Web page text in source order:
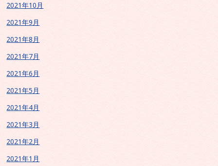
2021年10月
2021年9月
2021年8月
2021年7月
2021年6月
2021年5月
2021年4月
2021年3月
2021年2月
2021年1月